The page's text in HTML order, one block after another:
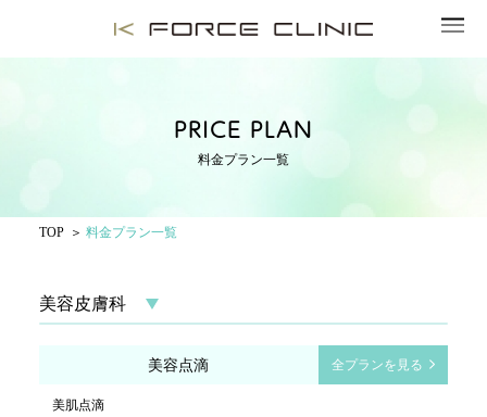
料金プラン一覧
PRICE PLAN
TOP 料金プラン一覧
美容皮膚科
美容点滴 全プランを見る
美肌点滴